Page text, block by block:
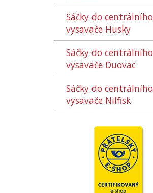
Sáčky do centrálního
vysavače Husky
Sáčky do centrálního
vysavače Duovac
Sáčky do centrálního
vysavače Nilfisk